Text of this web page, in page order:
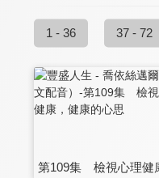
1 - 36 37 - 72